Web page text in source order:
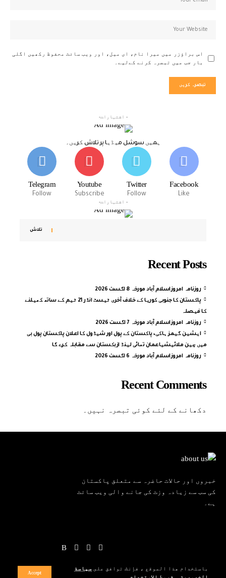
باستخدام هذا الموقع ، فإنك توافق على سياسة
Accept
اس براؤزر میں میرا نام، ای میل، اور ویب سائٹ محفوظ رکھیں اگلی
بار جب میں تبصرہ کرنے کےلیے۔
- اشتہارات-
ہمیں سوشل میڈیا پر تلاش کریں۔
Facebook
Like
Twitter
Follow
Youtube
Subscribe
Telegram
Follow
- اشتہارات-
تلاش
Recent Posts
روزنامہ امروزاسلام آباد مورخہ 8 اگست 2026
پاکستان کا جنوبی کوریا کے خلاف آخری ٹیسٹ انڈر 21 ٹیم کے ساتھ کھیلنے
کا فیصلہ
روزنامہ امروزاسلام آباد مورخہ 7 اگست 2026
ایشین گیمز ہاکی، پاکستان کے پول اور شیڈول کا اعلان پاکستان پول بی
میں چین ملائیشیاعمان تھائی لینڈ ازبکستان سے مقابلہ کرے گا
روزنامہ امروزاسلام آباد مورخہ 6 اگست 2026
Recent Comments
دکھانے کے لئے کوئی تبصرہ نہیں۔
خبروں اور حالات حاضرہ سے متعلق پاکستان
کی سب سے زیادہ وزٹ کی جانے والی ویب سائٹ
ہے۔